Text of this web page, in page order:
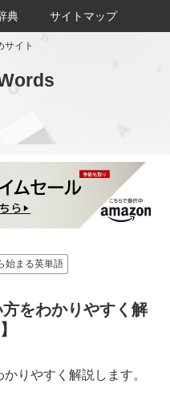
サイト
典 サイトマップ
始まる英単語
をわかりやすく解
りやすく解説します。